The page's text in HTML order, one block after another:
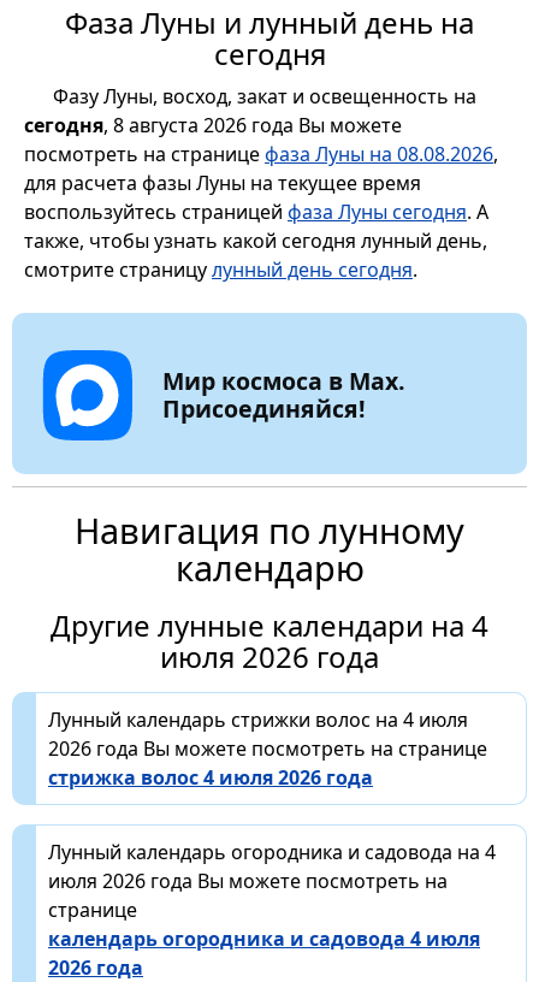
Фаза Луны и лунный день на
сегодня
Фазу Луны, восход, закат и освещенность на
сегодня, 8 августа 2026 года Вы можете
посмотреть на страницефаза Луны на 08.08.2026,
для расчета фазы Луны на текущее время
воспользуйтесь страницей фаза Луны сегодня. А
также, чтобы узнать какой сегодня лунный день,
смотрите страницулунный день сегодня.
Мир космоса в Max.
Присоединяйся!
Навигация по лунному
календарю
Другие лунные календари на 4
июля 2026 года
Лунный календарь стрижки волос на 4 июля
2026 года Вы можете посмотреть на странице
стрижка волос 4 июля 2026 года
Лунный календарь огородника и садовода на 4
июля 2026 года Вы можете посмотреть на
странице
календарь огородника и садовода 4 июля
2026 года